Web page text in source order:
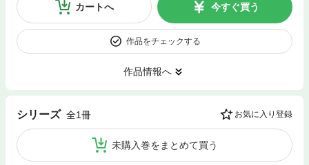
カートへ 今すぐ買う
作品をチェックする
作品情報へ
シリーズ 全1冊 お気に入り登録
未購入巻をまとめて買う